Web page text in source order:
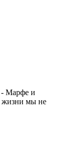
- Марфе и
жизни мы не